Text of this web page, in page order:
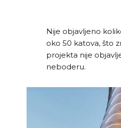
Nije objavljeno
oko 50 katova, što
projekta nije
neboderu.